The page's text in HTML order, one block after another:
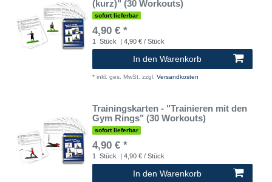
(kurz)" (30 Workouts)
sofort lieferbar
4,90 € *
1 Stück | 4,90 € / Stück
In den Warenkorb
* inkl. ges. MwSt. zzgl. Versandkosten
Trainingskarten - "Trainieren mit den
Gym Rings" (30 Workouts)
sofort lieferbar
4,90 € *
1 Stück | 4,90 € / Stück
In den Warenkorb